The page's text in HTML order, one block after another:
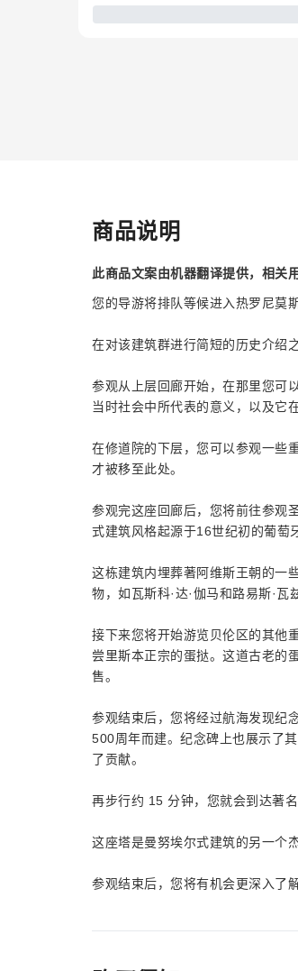
商品说明
此商品文案由机器翻译提供，相关
您的导游将排队等候进入热罗尼莫
在对该建筑群进行简短的历史介绍
参观从上层回廊开始，在那里您可
当时社会中所代表的意义，以及它
在修道院的下层，您可以参观一些
才被移至此处。
参观完这座回廊后，您将前往参观
式建筑风格起源于16世纪初的葡萄
这栋建筑内埋葬著阿维斯王朝的一
物，如瓦斯科·达·伽马和路易斯·瓦
接下来您将开始游览贝伦区的其他
尝里斯本正宗的蛋挞。这道古老的
售。
参观结束后，您将经过航海发现纪
500周年而建。纪念碑上也展示了
了贡献。
再步行约 15 分钟，您就会到达著
这座塔是曼努埃尔式建筑的另一个
参观结束后，您将有机会更深入了